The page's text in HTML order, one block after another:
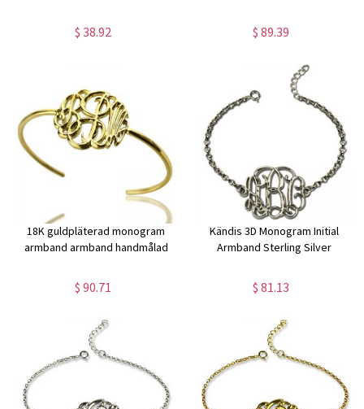
$ 38.92 $ 89.39
18K guldpläterad monogram
armband armband handmålad
$ 90.71
Kändis 3D Monogram Initial
Armband Sterling Silver
$ 81.13